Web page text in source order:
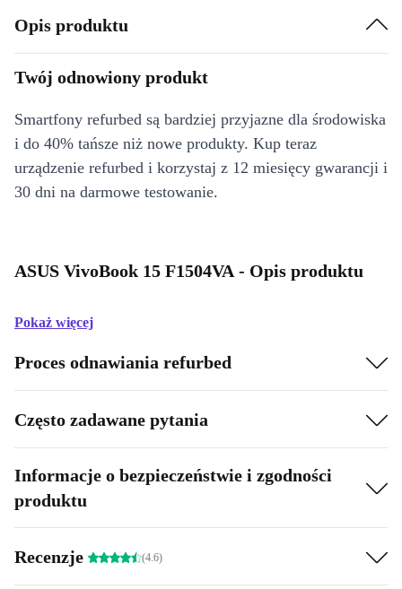
Opis produktu
Twój odnowiony produkt
Smartfony refurbed są bardziej przyjazne dla środowiska
i do 40% tańsze niż nowe produkty. Kup teraz
urządzenie refurbed i korzystaj z 12 miesięcy gwarancji i
30 dni na darmowe testowanie.
ASUS VivoBook 15 F1504VA - Opis produktu
Pokaż więcej
Proces odnawiania refurbed
Często zadawane pytania
Informacje o bezpieczeństwie i zgodności
produktu
Recenzje (4.6)